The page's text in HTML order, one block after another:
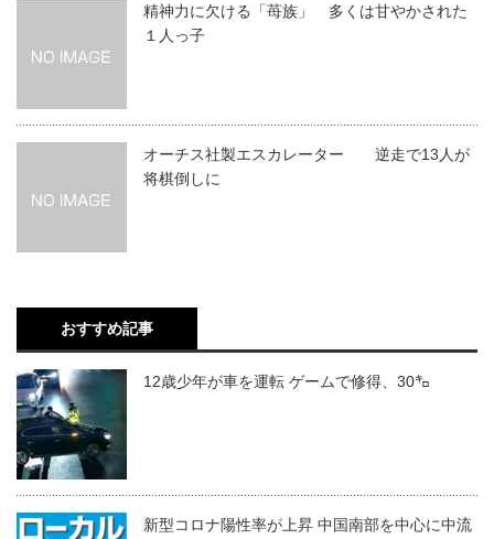
精神力に欠ける「苺族」 多くは甘やかされた
１人っ子
オーチス社製エスカレーター 逆走で13人が
将棋倒しに
おすすめ記事
12歳少年が車を運転 ゲームで修得、30㌔
新型コロナ陽性率が上昇 中国南部を中心に中流